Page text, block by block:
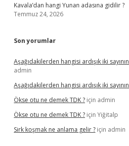
Kavala’dan hangi Yunan adasına gidilir ?
Temmuz 24, 2026
Son yorumlar
Aşağıdakilerden hangisi ardışık iki
admin
Aşağıdakilerden hangisi ardışık iki
Ökse otu ne demek TDK ? için admin
Ökse otu ne demek TDK ? için Yiğitalp
Sirk koşmak ne anlama gelir ? için admin